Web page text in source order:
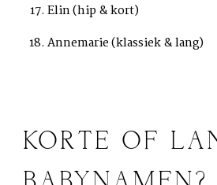
Elin (hip & kort)
Annemarie (klassiek & lang)
KORTE OF